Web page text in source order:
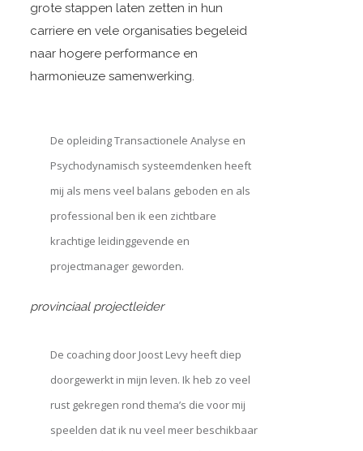
grote stappen laten zetten in hun
carriere en vele organisaties begeleid
naar hogere performance en
harmonieuze samenwerking.
De opleiding Transactionele Analyse en
Psychodynamisch systeemdenken heeft
mij als mens veel balans geboden en als
professional ben ik een zichtbare
krachtige leidinggevende en
projectmanager geworden.
provinciaal projectleider
De coaching door Joost Levy heeft diep
doorgewerkt in mijn leven. Ik heb zo veel
rust gekregen rond thema’s die voor mij
speelden dat ik nu veel meer beschikbaar